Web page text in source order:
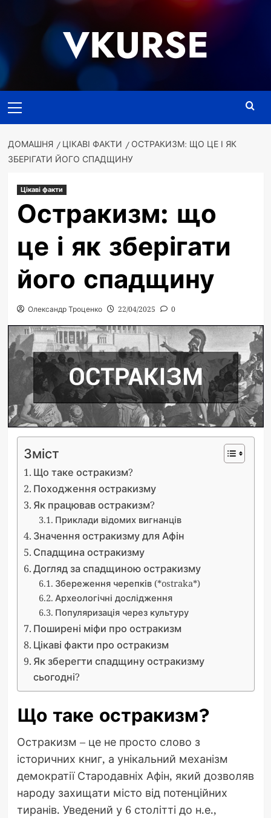
VKURSE
меню
ДОМАШНЯ ЦІКАВІ ФАКТИ
ОСТРАКИЗМ: ЩО ЦЕ І ЯК
ЗБЕРІГАТИ ЙОГО СПАДЩИНУ
Цікаві факти
Остракизм: що
це і як зберігати
його спадщину
Олександр Троценко 22/04/2025 0
Зміст
Що таке остракизм?
Походження остракизму
Як працював остракизм?
Приклади відомих вигнанців
Значення остракизму для Афін
Спадщина остракизму
Догляд за спадщиною остракизму
Збереження черепків (*ostraka*)
Археологічні дослідження
Популяризація через культуру
Поширені міфи про остракизм
Цікаві факти про остракизм
Як зберегти спадщину остракизму
сьогодні?
Що таке остракизм?
Остракизм – це не просто слово з
історичних книг, а унікальний механізм
демократії Стародавніх Афін, який дозволяв
народу захищати місто від потенційних
тиранів. Уведений у 6 столітті до н.е.,